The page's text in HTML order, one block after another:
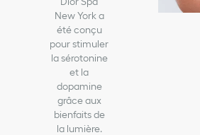
New York a
été conçu
pour stimuler
la sérotonine
et la
dopamine
grâce aux
bienfaits de
la lumière.